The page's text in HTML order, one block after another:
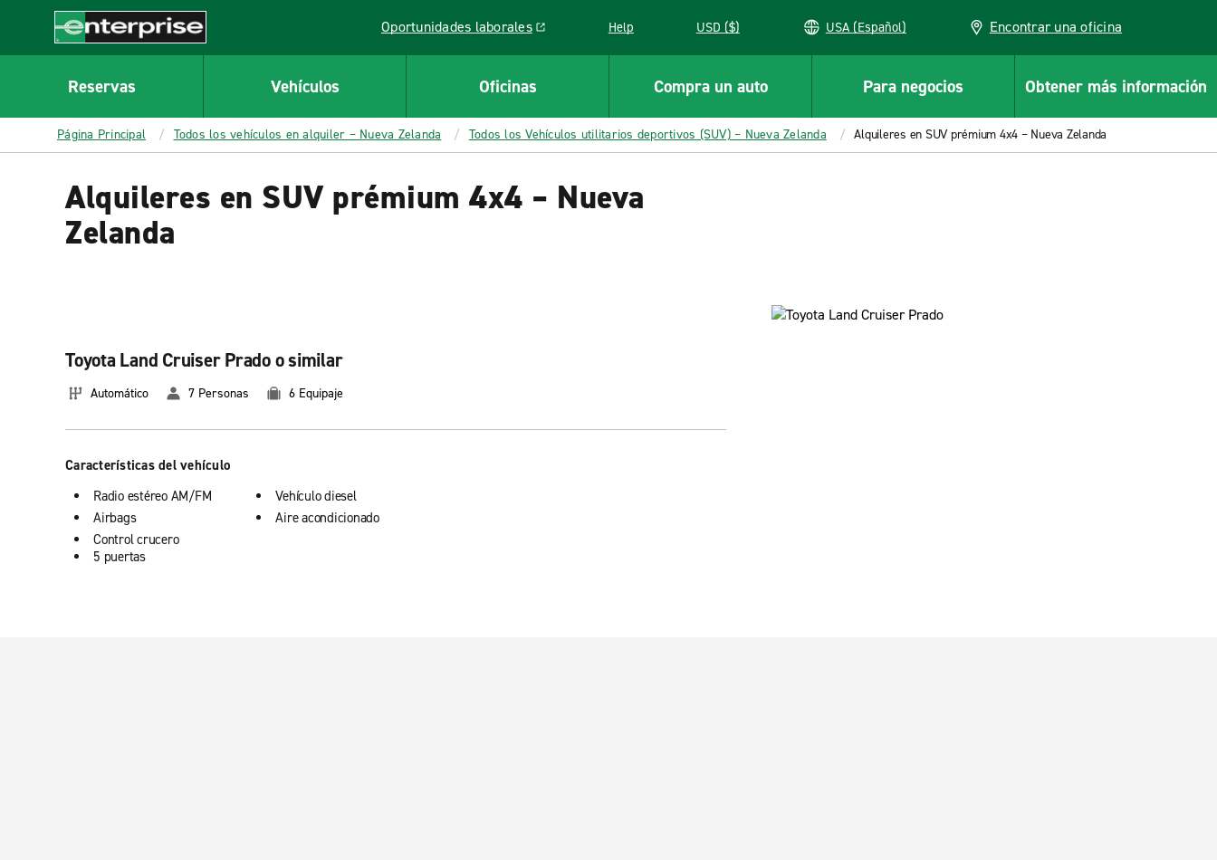
CONTENT
Enterprise
Oportunidades laborales
Link opens in a new window Help USD ($) USA (Español) Encontrar una oficina
Reservas Vehículos Oficinas Compra un auto Para negocios Obtener más información
Página Principal Todos los vehículos en alquiler – Nueva Zelanda Todos los Vehículos utilitarios deportivos (SUV) – Nueva Zelanda Alquileres en SUV prémium 4x4 – Nueva Zelanda
Alquileres en SUV prémium 4x4 – Nueva
Zelanda
Toyota Land Cruiser Prado o similar
Automático 7 Personas 6 Equipaje
Características del vehículo
Radio estéreo AM/FM
Airbags
Control crucero
Vehículo diesel
Aire acondicionado
5 puertas